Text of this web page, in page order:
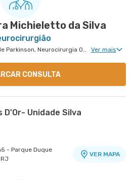
- RJ
Michieletto da Silva
Cirurgia de Coluna, Cirurgia de Parkinson, Neurocirurgia Oncológica, Neurocirurgia de Coluna Ver mais
CONSULTA
D'Or- Unidade Silva
- Parque Duque
VER MAPA